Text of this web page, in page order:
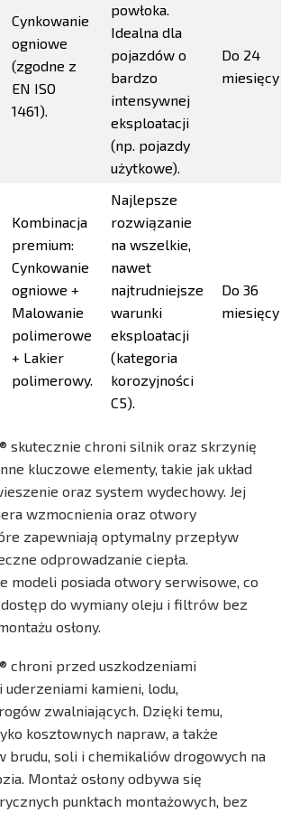
Cynkowanie
ogniowe
(zgodne z
EN ISO
1461).
powłoka.
Idealna dla
pojazdów o
bardzo
intensywnej
eksploatacji
(np. pojazdy
użytkowe).
Do 24
miesięcy
Kombinacja
premium:
Cynkowanie
ogniowe +
Malowanie
polimerowe
+ Lakier
polimerowy.
Najlepsze
rozwiązanie
na wszelkie,
nawet
najtrudniejsze
warunki
eksploatacji
(kategoria
korozyjności
C5).
Do 36
miesięcy
skutecznie chroni silnik oraz skrzynię
kluczowe elementy, takie jak układ
oraz system wydechowy. Jej
wzmocnienia oraz otwory
zapewniają optymalny przepływ
odprowadzanie ciepła.
modeli posiada otwory serwisowe, co
do wymiany oleju i filtrów bez
osłony.
chroni przed uszkodzeniami
kamieni, lodu,
zwalniających. Dzięki temu,
kosztownych napraw, a także
brudu, soli i chemikaliów drogowych na
Montaż osłony odbywa się
punktach montażowych, bez